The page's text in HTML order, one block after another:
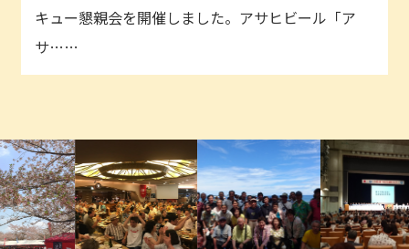
キュー懇親会を開催しました。アサヒビール「ア
サ……